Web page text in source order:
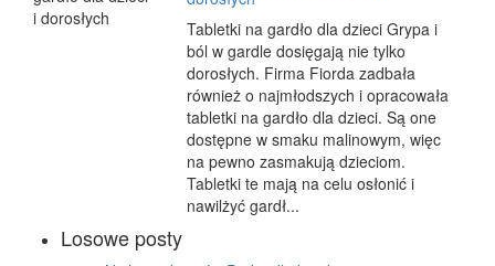
Tabletki na gardło dla dzieci Grypa i
ból w gardle dosięgają nie tylko
dorosłych. Firma Fiorda zadbała
również o najmłodszych i opracowała
tabletki na gardło dla dzieci. Są one
dostępne w smaku malinowym, więc
na pewno zasmakują dzieciom.
Tabletki te mają na celu osłonić i
nawilżyć gardł...
Losowe posty